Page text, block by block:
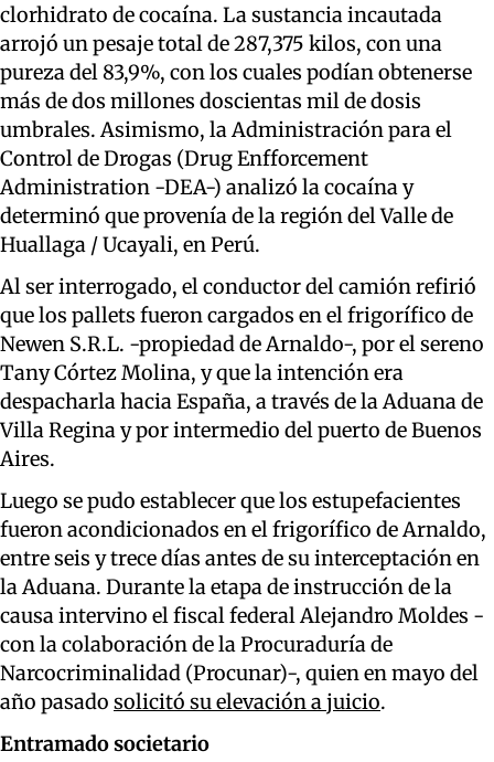
clorhidrato de cocaína. La sustancia incautada
arrojó un pesaje total de 287,375 kilos, con una
pureza del 83,9%, con los cuales podían obtenerse
más de dos millones doscientas mil de dosis
umbrales. Asimismo, la Administración para el
Control de Drogas (Drug Enfforcement
Administration -DEA-) analizó la cocaína y
determinó que provenía de la región del Valle de
Huallaga / Ucayali, en Perú.
Al ser interrogado, el conductor del camión refirió
que los pallets fueron cargados en el frigorífico de
Newen S.R.L. -propiedad de Arnaldo-, por el sereno
Tany Córtez Molina, y que la intención era
despacharla hacia España, a través de la Aduana de
Villa Regina y por intermedio del puerto de Buenos
Aires.
Luego se pudo establecer que los estupefacientes
fueron acondicionados en el frigorífico de Arnaldo,
entre seis y trece días antes de su interceptación en
la Aduana. Durante la etapa de instrucción de la
causa intervino el fiscal federal Alejandro Moldes -
con la colaboración de la Procuraduría de
Narcocriminalidad (Procunar)-, quien en mayo del
año pasado solicitó su elevación a juicio.
Entramado societario